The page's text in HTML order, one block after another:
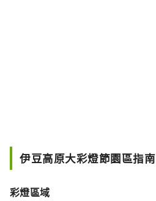
伊豆高原大彩燈節園區指南
彩燈區域